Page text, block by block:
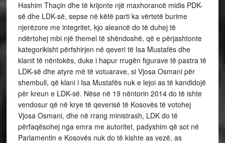
Hashim Thaçin dhe të krijonte një maxhorancë midis PDK-
së dhe LDK-së, sepse në këtë parti ka vërtetë burime
njerëzore me integritet, kjo aleancë do të duhej të
ndërtohej mbi një themel të shëndoshë, që e përjashtonte
kategorikisht përfshirjen në qeveri të Isa Mustafës dhe
klanit të nëntokës, duke i hapur rrugën figurave të pastra të
LDK-së dhe atyre më të votuarave, si Vjosa Osmani për
shembull, që klani i Isa Mustafës nuk e lejoi as të kandidojë
për kreun e LDK-së. Nëse në 19 nëntorin 2014 do të ishte
vendosur që në krye të qeverisë të Kosovës të votohej
Vjosa Osmani, dhe në rrang ministrash, LDK do të
përfaqësohej nga emra me autoritet, padyshim që sot në
Parlamentin e Kosovës nuk do të kishte as vezë, as